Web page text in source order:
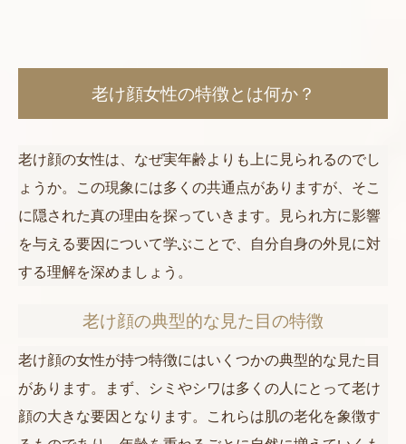
老け顔女性の特徴とは何か？
老け顔の女性は、なぜ実年齢よりも上に見られるのでし
ょうか。この現象には多くの共通点がありますが、そこ
に隠された真の理由を探っていきます。見られ方に影響
を与える要因について学ぶことで、自分自身の外見に対
する理解を深めましょう。
老け顔の典型的な見た目の特徴
老け顔の女性が持つ特徴にはいくつかの典型的な見た目
があります。まず、シミやシワは多くの人にとって老け
顔の大きな要因となります。これらは肌の老化を象徴す